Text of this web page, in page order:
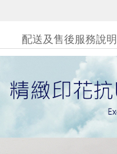
配送及售後服務說明